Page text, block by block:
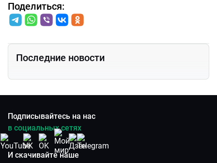
Поделиться:
Последние новости
Подписывайтесь на нас
в социальных сетях
И скачивайте наше